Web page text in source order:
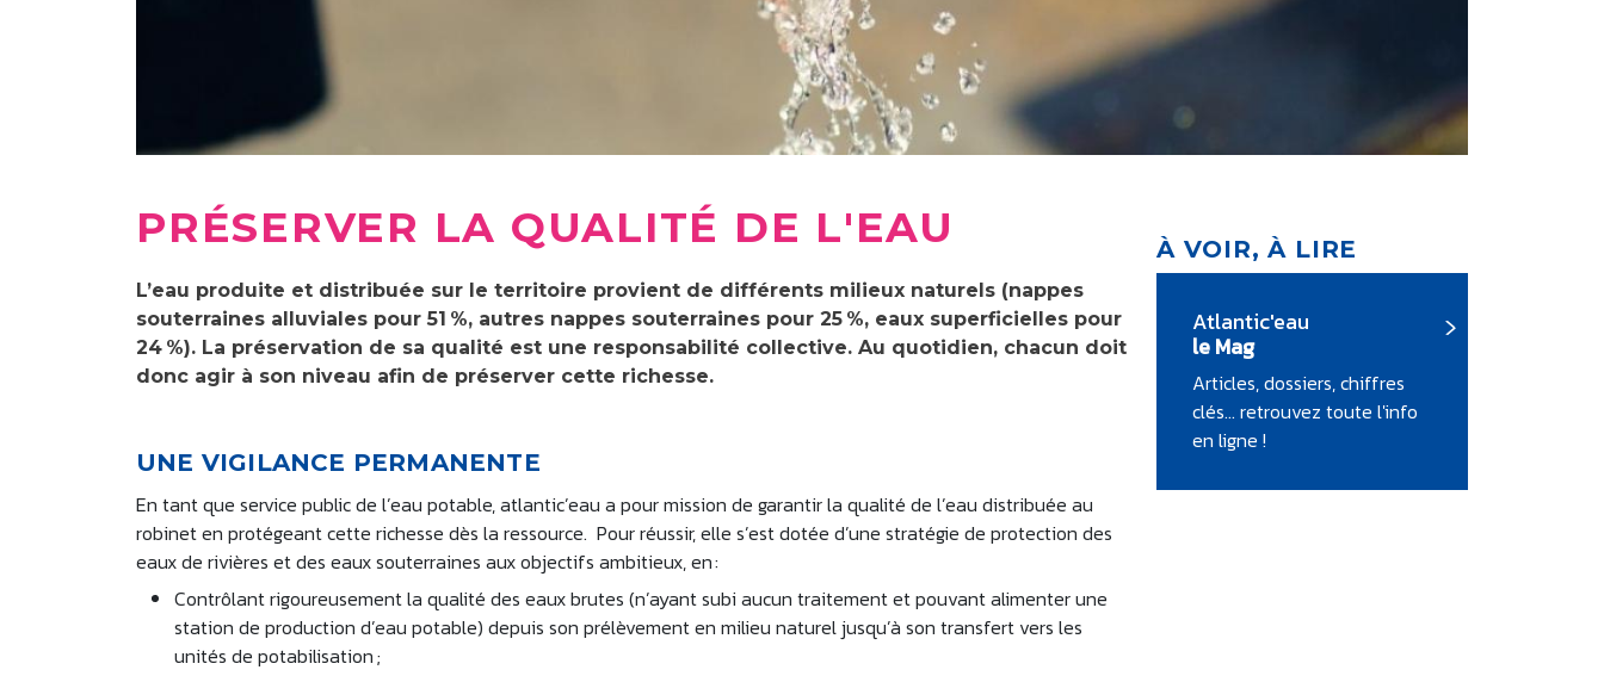
PRÉSERVER LA QUALITÉ DE L'EAU
L’eau produite et distribuée sur le territoire provient de différents milieux naturels (nappes
souterraines alluviales pour 51 %, autres nappes souterraines pour 25 %, eaux superficielles pour
24 %). La préservation de sa qualité est une responsabilité collective. Au quotidien, chacun doit
donc agir à son niveau afin de préserver cette richesse.
UNE VIGILANCE PERMANENTE
En tant que service public de l’eau potable, atlantic’eau a pour mission de garantir la qualité de l’eau distribuée au
robinet en protégeant cette richesse dès la ressource. Pour réussir, elle s’est dotée d’une stratégie de protection des
eaux de rivières et des eaux souterraines aux objectifs ambitieux, en :
Contrôlant rigoureusement la qualité des eaux brutes (n’ayant subi aucun traitement et pouvant alimenter une
station de production d’eau potable) depuis son prélèvement en milieu naturel jusqu’à son transfert vers les
unités de potabilisation ;
À VOIR, À LIRE
Atlantic'eau
le Mag
Articles, dossiers, chiffres
clés... retrouvez toute l'info
en ligne !